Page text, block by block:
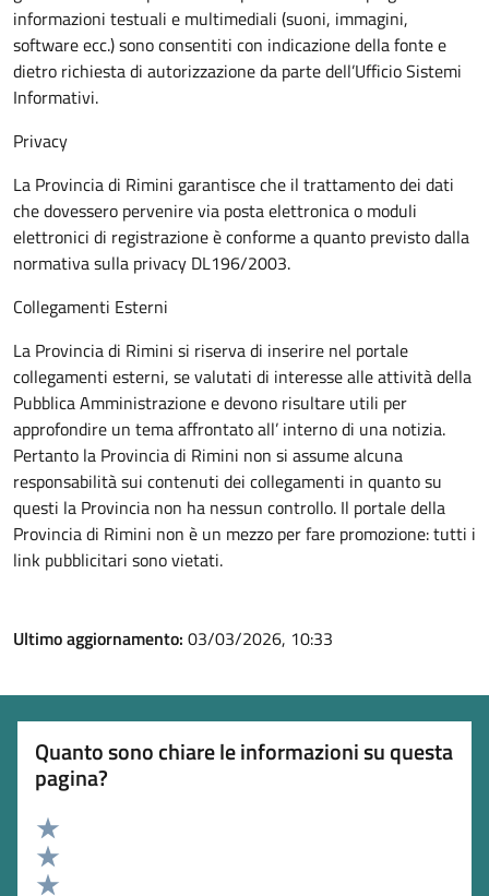
informazioni testuali e multimediali (suoni, immagini,
software ecc.) sono consentiti con indicazione della fonte e
dietro richiesta di autorizzazione da parte dell’Ufficio Sistemi
Informativi.
Privacy
La Provincia di Rimini garantisce che il trattamento dei dati
che dovessero pervenire via posta elettronica o moduli
elettronici di registrazione è conforme a quanto previsto dalla
normativa sulla privacy DL196/2003.
Collegamenti Esterni
La Provincia di Rimini si riserva di inserire nel portale
collegamenti esterni, se valutati di interesse alle attività della
Pubblica Amministrazione e devono risultare utili per
approfondire un tema affrontato all’ interno di una notizia.
Pertanto la Provincia di Rimini non si assume alcuna
responsabilità sui contenuti dei collegamenti in quanto su
questi la Provincia non ha nessun controllo. Il portale della
Provincia di Rimini non è un mezzo per fare promozione: tutti i
link pubblicitari sono vietati.
Ultimo aggiornamento: 03/03/2026, 10:33
Quanto sono chiare le informazioni su questa
pagina?
Valuta 5 stelle su 5
Valuta 4 stelle su 5